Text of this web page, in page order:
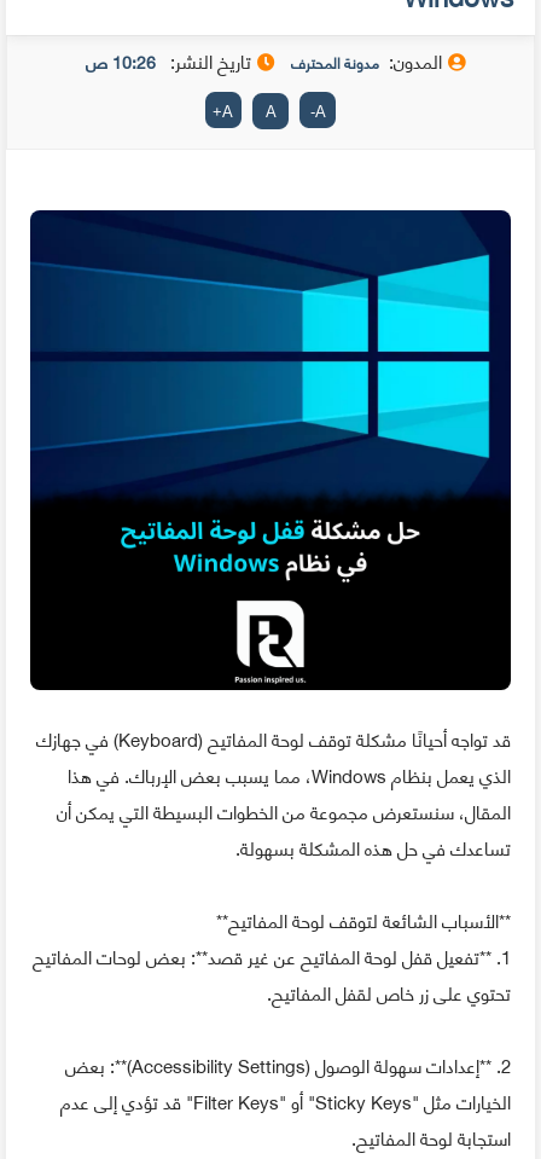
المدون: مدونة المحترف تاريخ النشر: 10:26 ص
A
-
A
A
+
قد تواجه أحيانًا مشكلة توقف لوحة المفاتيح (Keyboard) في جهازك
الذي يعمل بنظام Windows، مما يسبب بعض الإرباك. في هذا
المقال، سنستعرض مجموعة من الخطوات البسيطة التي يمكن أن
تساعدك في حل هذه المشكلة بسهولة.
**الأسباب الشائعة لتوقف لوحة المفاتيح**
1. **تفعيل قفل لوحة المفاتيح عن غير قصد**: بعض لوحات المفاتيح
تحتوي على زر خاص لقفل المفاتيح.
2. **إعدادات سهولة الوصول (Accessibility Settings)**: بعض
الخيارات مثل "Sticky Keys" أو "Filter Keys" قد تؤدي إلى عدم
استجابة لوحة المفاتيح.